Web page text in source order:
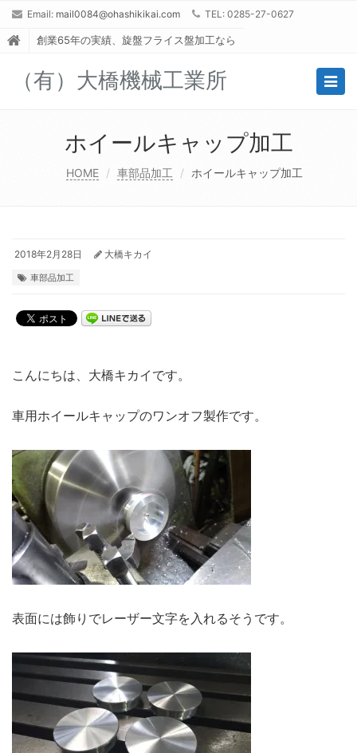
Email: mail0084@ohashikikai.com TEL: 0285-27-0627
創業65年の実績、旋盤フライス盤加工なら
（有）大橋機械工業所
ホイールキャップ加工
HOME 車部品加工 ホイールキャップ加工
2018年2月28日 大橋キカイ
車部品加工
こんにちは、大橋キカイです。
車用ホイールキャップのワンオフ製作です。
表面には飾りでレーザー文字を入れるそうです。